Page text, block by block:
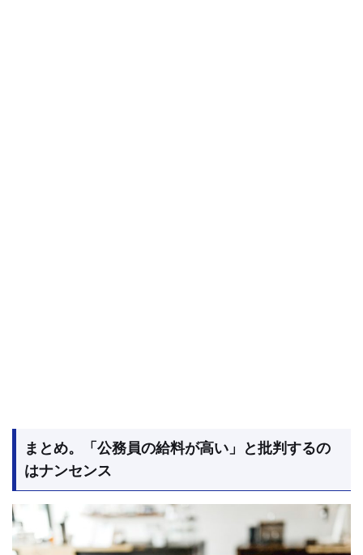
まとめ。「公務員の給料が高い」と批判するの
はナンセンス